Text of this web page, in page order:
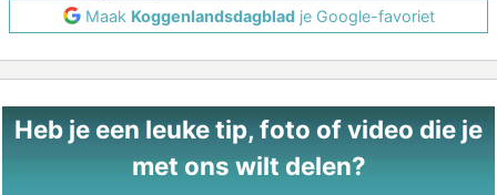
Maak Koggenlandsdagbladje Google-favoriet
Heb je een leuke tip, foto of video die je
met ons wilt delen?